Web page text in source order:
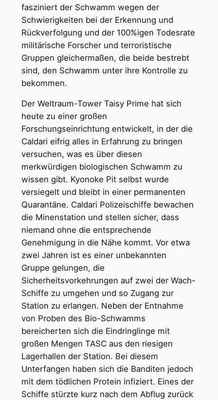
fasziniert der Schwamm wegen der
Schwierigkeiten bei der Erkennung und
Rückverfolgung und der 100%igen Todesrate
militärische Forscher und terroristische
Gruppen gleichermaßen, die beide bestrebt
sind, den Schwamm unter ihre Kontrolle zu
bekommen.
Der Weltraum-Tower Taisy Prime hat sich
heute zu einer großen
Forschungseinrichtung entwickelt, in der die
Caldari eifrig alles in Erfahrung zu bringen
versuchen, was es über diesen
merkwürdigen biologischen Schwamm zu
wissen gibt. Kyonoke Pit selbst wurde
versiegelt und bleibt in einer permanenten
Quarantäne. Caldari Polizeischiffe bewachen
die Minenstation und stellen sicher, dass
niemand ohne die entsprechende
Genehmigung in die Nähe kommt. Vor etwa
zwei Jahren ist es einer unbekannten
Gruppe gelungen, die
Sicherheitsvorkehrungen auf zwei der Wach-
Schiffe zu umgehen und so Zugang zur
Station zu erlangen. Neben der Entnahme
von Proben des Bio-Schwamms
bereicherten sich die Eindringlinge mit
großen Mengen TASC aus den riesigen
Lagerhallen der Station. Bei diesem
Unterfangen haben sich die Banditen jedoch
mit dem tödlichen Protein infiziert. Eines der
Schiffe stürzte kurz nach dem Abflug zurück